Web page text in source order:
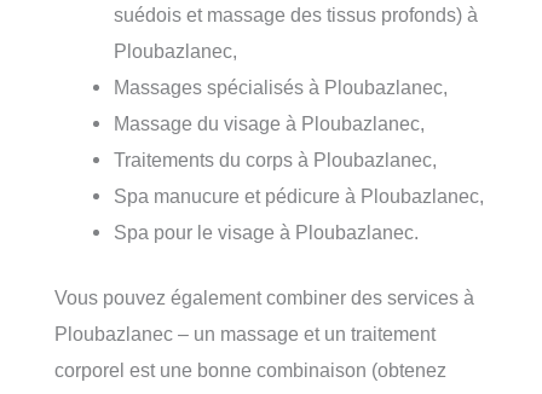
suédois et massage des tissus profonds) à
Ploubazlanec,
Massages spécialisés à Ploubazlanec,
Massage du visage à Ploubazlanec,
Traitements du corps à Ploubazlanec,
Spa manucure et pédicure à Ploubazlanec,
Spa pour le visage à Ploubazlanec.
Vous pouvez également combiner des services à
Ploubazlanec – un massage et un traitement
corporel est une bonne combinaison (obtenez